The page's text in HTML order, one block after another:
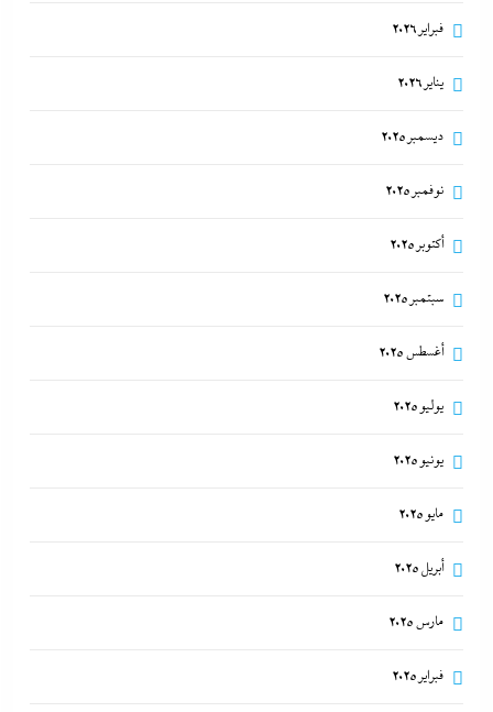
فبراير 2026
يناير 2026
ديسمبر 2025
نوفمبر 2025
أكتوبر 2025
سبتمبر 2025
أغسطس 2025
يوليو 2025
يونيو 2025
مايو 2025
أبريل 2025
مارس 2025
فبراير 2025